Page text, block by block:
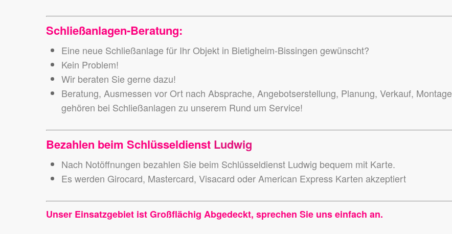
Schließanlagen-Beratung:
Eine neue Schließanlage für Ihr Objekt in Bietigheim-Bissingen gewünscht?
Kein Problem!
Wir beraten Sie gerne dazu!
Beratung, Ausmessen vor Ort nach Absprache, Angebotserstellung, Planung, Verkauf, Montage
gehören bei Schließanlagen zu unserem Rund um Service!
Bezahlen beim Schlüsseldienst Ludwig
Nach Notöffnungen bezahlen Sie beim Schlüsseldienst Ludwig bequem mit Karte.
Es werden Girocard, Mastercard, Visacard oder American Express Karten akzeptiert
Unser Einsatzgebiet ist Großflächig Abgedeckt, sprechen Sie uns einfach an.